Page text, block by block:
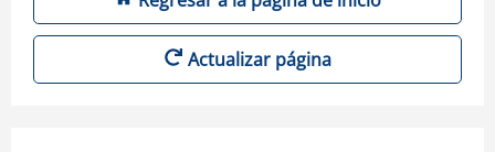
Actualizar página